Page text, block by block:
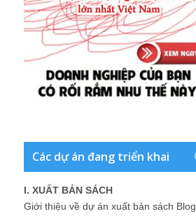
Các dự án đang triển khai
I. XUẤT BẢN SÁCH
Giới thiệu về dự án xuất bản sách Blog